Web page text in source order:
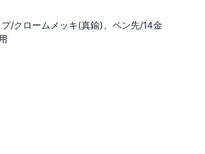
/クロームメッキ(真鍮)、ペン先/14金